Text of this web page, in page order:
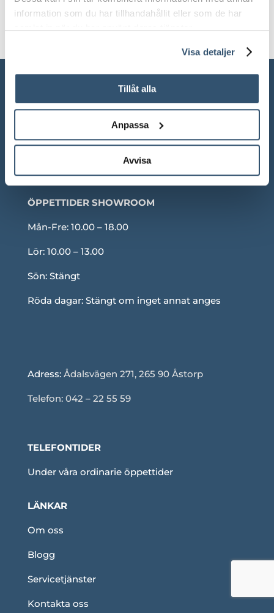
information som du har tillhandahållit eller som de har
samlat in när du har använt deras tjänster.
Visa detaljer
Tillåt alla
Anpassa
Avvisa
ÖPPETTIDER SHOWROOM
Mån-Fre: 10.00 – 18.00
Lör: 10.00 – 13.00
Sön: Stängt
Röda dagar: Stängt om inget annat anges
Adress: Ådalsvägen 271, 265 90 Åstorp
Telefon: 042 – 22 55 59
TELEFONTIDER
Under våra ordinarie öppettider
LÄNKAR
Om oss
Blogg
Servicetjänster
Kontakta oss